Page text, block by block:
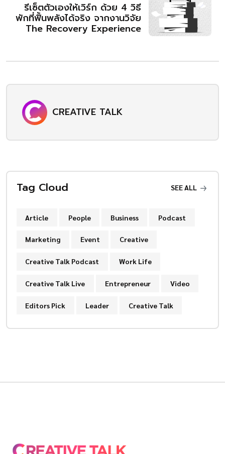
รีเซ็ตตัวเองให้เวิร์ก ด้วย 4 วิธี
พักที่ฟื้นพลังได้จริง จากงานวิจัย
The Recovery Experience
CREATIVE TALK
Tag Cloud SEE ALL
Article People Business Podcast
Marketing Event Creative
Creative Talk Podcast Work Life
Creative Talk Live Entrepreneur Video
Editors Pick Leader Creative Talk